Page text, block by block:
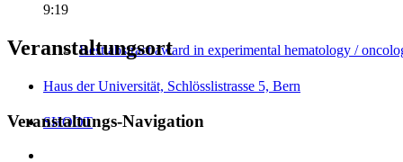
Best abstract award in experimental hematology /
SHOOT
9:19
Veranstaltungsort
Haus der Universität, Schlösslistrasse 5, Bern
Veranstaltungs-Navigation